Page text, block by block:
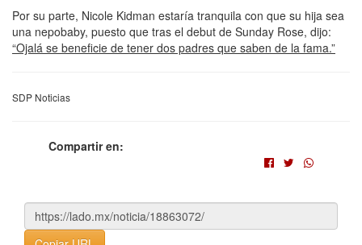
Por su parte, Nicole Kidman estaría tranquila con que su hija sea
una nepobaby, puesto que tras el debut de Sunday Rose, dijo:
“Ojalá se beneficie de tener dos padres que saben de la fama.”
SDP Noticias
Compartir en: